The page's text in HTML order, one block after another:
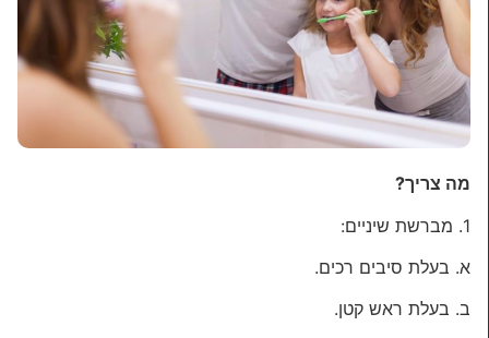
מה צריך?
1. מברשת שיניים:
א. בעלת סיבים רכים.
ב. בעלת ראש קטן.